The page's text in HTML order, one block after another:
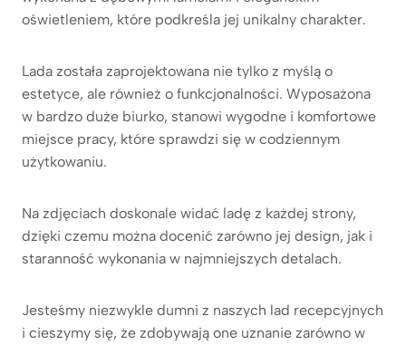
oświetleniem, które podkreśla jej unikalny charakter.
Lada została zaprojektowana nie tylko z myślą o
estetyce, ale również o funkcjonalności. Wyposażona
w bardzo duże biurko, stanowi wygodne i komfortowe
miejsce pracy, które sprawdzi się w codziennym
użytkowaniu.
Na zdjęciach doskonale widać ladę z każdej strony,
dzięki czemu można docenić zarówno jej design, jak i
staranność wykonania w najmniejszych detalach.
Jesteśmy niezwykle dumni z naszych lad recepcyjnych
i cieszymy się, że zdobywają one uznanie zarówno w